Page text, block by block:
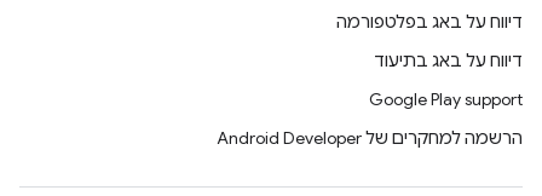
דיווח על באג בפלטפורמה
דיווח על באג בתיעוד
Google Play support
הרשמה למחקרים של Android Developer